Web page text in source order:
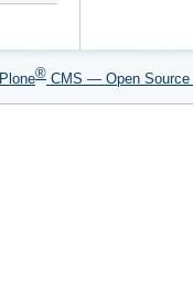
Plone® CMS — Open Source